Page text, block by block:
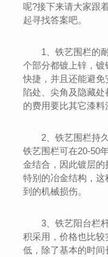
呢?接下来请大家跟
起寻找答案吧。
1、铁艺围栏的
个部分都镀上锌，
快捷，并且还能避免
陷处、尖角及隐藏
的费用要比其它漆料
2、铁艺围栏持
铁艺围栏可在20-50
金结合，因此镀层
特别的冶金结构，
到的机械损伤。
3、铁艺阳台栏
积采用，价格也比较
低，除了基本的时